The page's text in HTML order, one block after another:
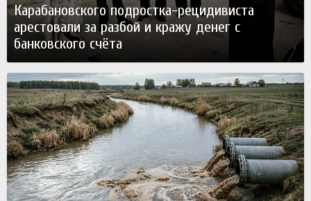
Карабановского подростка-рецидивиста
арестовали за разбой и кражу денег с
банковского счёта